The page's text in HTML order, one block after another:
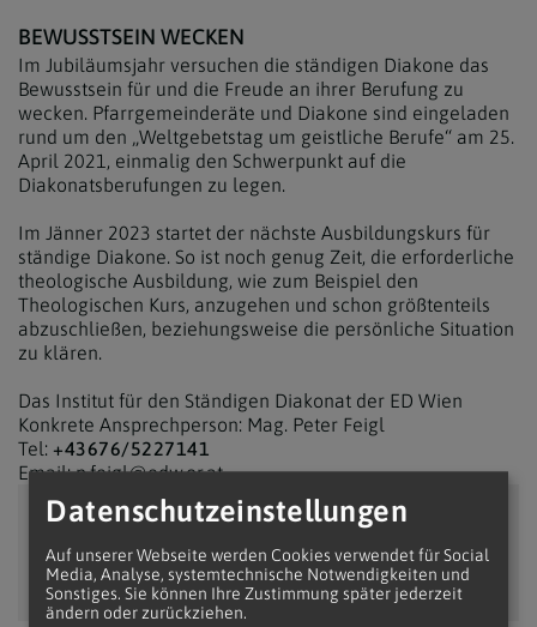
BEWUSSTSEIN WECKEN
Im Jubiläumsjahr versuchen die ständigen Diakone das
Bewusstsein für und die Freude an ihrer Berufung zu
wecken. Pfarrgemeinderäte und Diakone sind eingeladen
rund um den „Weltgebetstag um geistliche Berufe“ am 25.
April 2021, einmalig den Schwerpunkt auf die
Diakonatsberufungen zu legen.
Im Jänner 2023 startet der nächste Ausbildungskurs für
ständige Diakone. So ist noch genug Zeit, die erforderliche
theologische Ausbildung, wie zum Beispiel den
Theologischen Kurs, anzugehen und schon größtenteils
abzuschließen, beziehungsweise die persönliche Situation
zu klären.
Das Institut für den Ständigen Diakonat der ED Wien
Konkrete Ansprechperson: Mag. Peter Feigl
Tel: +43676/5227141
Email:p.feigl@edw.or.at
Zustimmung erforderlich!
Bitte akzeptieren Sie
Cookies von Youtubeund
laden Sie die Seite
neu, um diesen Inhalt sehen zu können.
Datenschutzeinstellungen
Auf unserer Webseite werden Cookies verwendet für Social
Media, Analyse, systemtechnische Notwendigkeiten und
Sonstiges. Sie können Ihre Zustimmung später jederzeit
ändern oder zurückziehen.